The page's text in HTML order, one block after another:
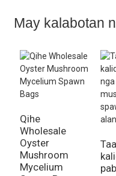
May kalabotan
Qihe
Wholesale
Oyster
Mushroom
Mycelium